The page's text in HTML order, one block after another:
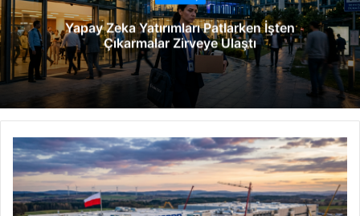
e
s
i
Yapay Zeka Yatırımları Patlarken İşten
Çıkarmalar Zirveye Ulaştı